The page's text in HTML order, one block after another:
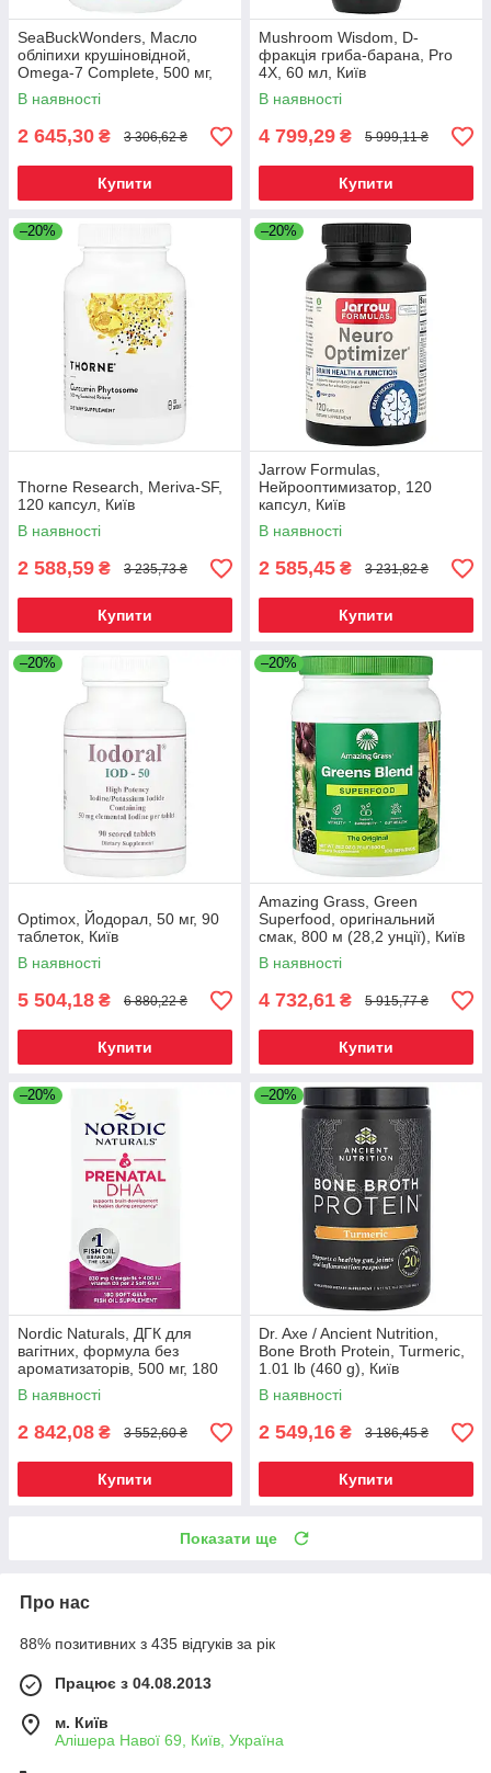
SeaBuckWonders, Масло
обліпихи крушіновідной,
Omega-7 Complete, 500 мг,
120 м'яких капсул, Київ
В наявності
2 645,30 ₴ 3 306,62 ₴
Купити
Mushroom Wisdom, D-
фракція гриба-барана, Pro
4X, 60 мл, Київ
В наявності
4 799,29 ₴ 5 999,11 ₴
Купити
–20%
Thorne Research, Meriva-SF,
120 капсул, Київ
В наявності
2 588,59 ₴ 3 235,73 ₴
Купити
–20%
Jarrow Formulas,
Нейрооптимизатор, 120
капсул, Київ
В наявності
2 585,45 ₴ 3 231,82 ₴
Купити
–20%
Optimox, Йодорал, 50 мг, 90
таблеток, Київ
В наявності
5 504,18 ₴ 6 880,22 ₴
Купити
–20%
Amazing Grass, Green
Superfood, оригінальний
смак, 800 м (28,2 унції), Київ
В наявності
4 732,61 ₴ 5 915,77 ₴
Купити
–20%
Nordic Naturals, ДГК для
вагітних, формула без
ароматизаторів, 500 мг, 180
желатинових капсул, Київ
В наявності
2 842,08 ₴ 3 552,60 ₴
Купити
–20%
Dr. Axe / Ancient Nutrition,
Bone Broth Protein, Turmeric,
1.01 lb (460 g), Київ
В наявності
2 549,16 ₴ 3 186,45 ₴
Купити
Показати ще
Про нас
88% позитивних з 435 відгуків за рік
Працює з 04.08.2013
м. Київ
Алішера Навої 69, Київ, Україна